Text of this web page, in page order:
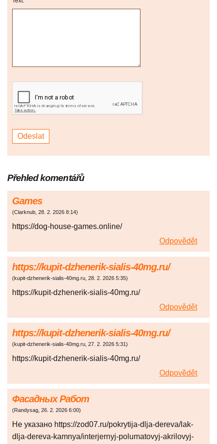
Přehled komentářů
Games
(Clarknub, 28. 2. 2026 8:14)
https://dog-house-games.online/
Odpovědět
https://kupit-dzhenerik-sialis-40mg.ru/
(kupit-dzhenerik-sialis-40mg.ru, 28. 2. 2026 5:35)
https://kupit-dzhenerik-sialis-40mg.ru/
Odpovědět
https://kupit-dzhenerik-sialis-40mg.ru/
(kupit-dzhenerik-sialis-40mg.ru, 27. 2. 2026 5:31)
https://kupit-dzhenerik-sialis-40mg.ru/
Odpovědět
Фасадных Работ
(Randysag, 26. 2. 2026 6:00)
Не указано https://zod07.ru/pokrytija-dlja-dereva/lak-
dlja-dereva-kamnya/interjernyj-polumatovyj-akrilovyj-